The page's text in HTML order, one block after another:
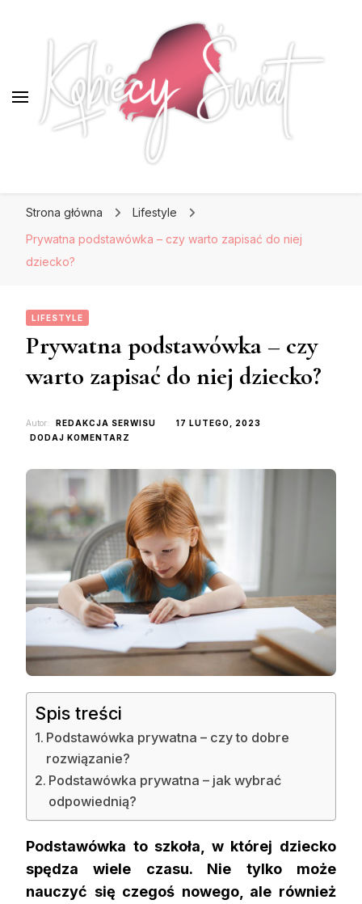
KobiecySwiat.pl
Prawdziwa strona dla Pań, które lubią być na
czasie z modą i najnowszymi trendami.
Strona główna
Lifestyle
Prywatna podstawówka – czy warto zapisać do niej
dziecko?
LIFESTYLE
Prywatna podstawówka – czy
warto zapisać do niej dziecko?
Autor: REDAKCJA SERWISU
17 LUTEGO, 2023
DODAJ KOMENTARZ
CZY
WARTO
ZAPISAĆ
DO
NIEJ
DZIECKO?
Spis treści
Podstawówka prywatna – czy to dobre
rozwiązanie?
Podstawówka prywatna – jak wybrać
odpowiednią?
Podstawówka to szkoła, w której dziecko
spędza wiele czasu. Nie tylko może
nauczyć się czegoś nowego, ale również